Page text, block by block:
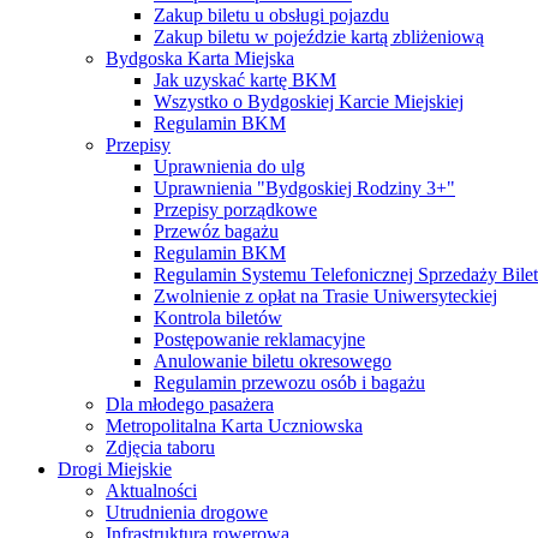
Zakup biletu u obsługi pojazdu
Zakup biletu w pojeździe kartą zbliżeniową
Bydgoska Karta Miejska
Jak uzyskać kartę BKM
Wszystko o Bydgoskiej Karcie Miejskiej
Regulamin BKM
Przepisy
Uprawnienia do ulg
Uprawnienia "Bydgoskiej Rodziny 3+"
Przepisy porządkowe
Przewóz bagażu
Regulamin BKM
Regulamin Systemu Telefonicznej Sprzedaży
Zwolnienie z opłat na Trasie Uniwersyteckiej
Kontrola biletów
Postępowanie reklamacyjne
Anulowanie biletu okresowego
Regulamin przewozu osób i bagażu
Dla młodego pasażera
Metropolitalna Karta Uczniowska
Zdjęcia taboru
Drogi Miejskie
Aktualności
Utrudnienia drogowe
Infrastruktura rowerowa